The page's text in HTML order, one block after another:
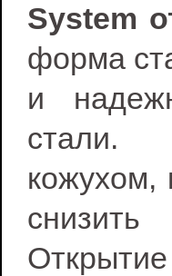
System
форма
и
стали.
кожухом,